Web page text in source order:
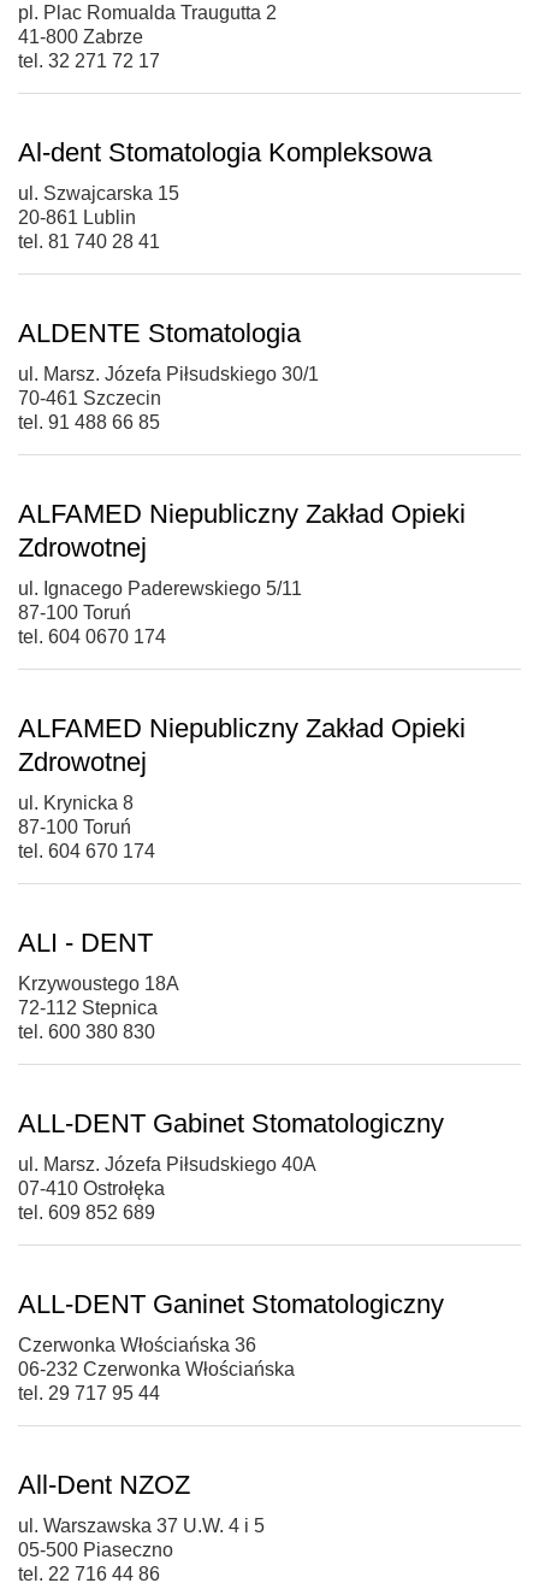
pl. Plac Romualda Traugutta 2
41-800 Zabrze
tel. 32 271 72 17
Al-dent Stomatologia Kompleksowa
ul. Szwajcarska 15
20-861 Lublin
tel. 81 740 28 41
ALDENTE Stomatologia
ul. Marsz. Józefa Piłsudskiego 30/1
70-461 Szczecin
tel. 91 488 66 85
ALFAMED Niepubliczny Zakład Opieki
Zdrowotnej
ul. Ignacego Paderewskiego 5/11
87-100 Toruń
tel. 604 0670 174
ALFAMED Niepubliczny Zakład Opieki
Zdrowotnej
ul. Krynicka 8
87-100 Toruń
tel. 604 670 174
ALI - DENT
Krzywoustego 18A
72-112 Stepnica
tel. 600 380 830
ALL-DENT Gabinet Stomatologiczny
ul. Marsz. Józefa Piłsudskiego 40A
07-410 Ostrołęka
tel. 609 852 689
ALL-DENT Ganinet Stomatologiczny
Czerwonka Włościańska 36
06-232 Czerwonka Włościańska
tel. 29 717 95 44
All-Dent NZOZ
ul. Warszawska 37 U.W. 4 i 5
05-500 Piaseczno
tel. 22 716 44 86